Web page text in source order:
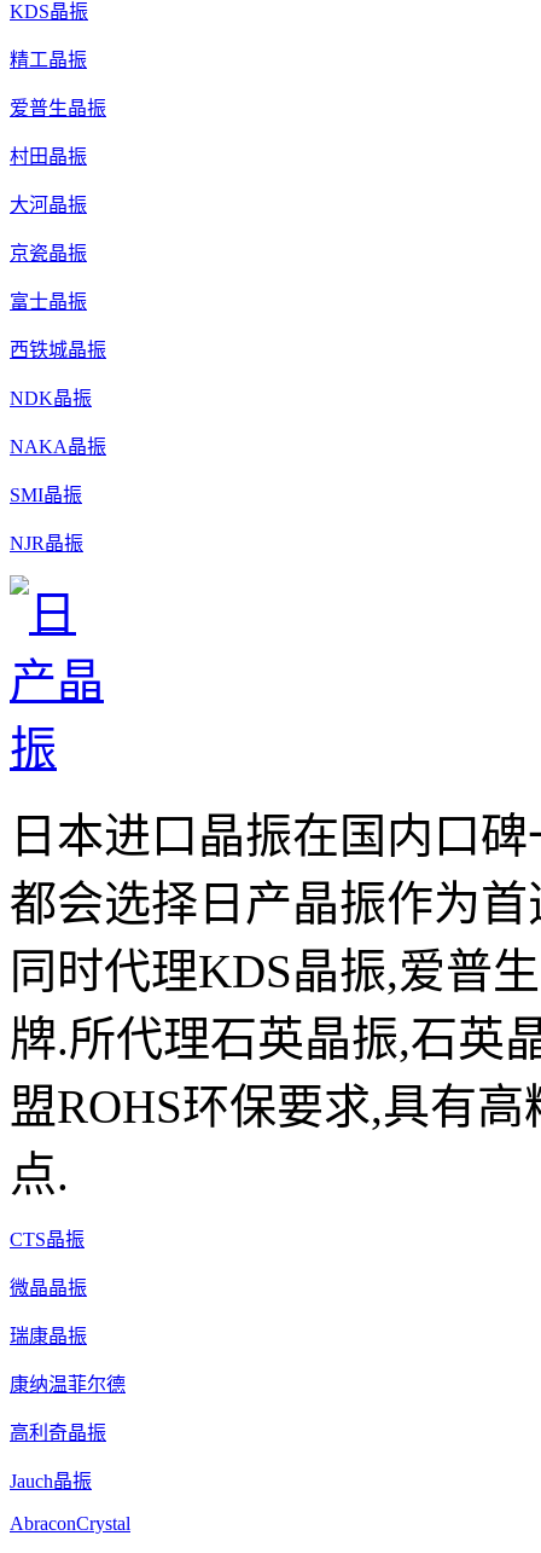
KDS晶振
精工晶振
爱普生晶振
村田晶振
大河晶振
京瓷晶振
富士晶振
西铁城晶振
NDK晶振
NAKA晶振
SMI晶振
NJR晶振
日本进口晶振在国内口
都会选择日产晶振作为
同时代理KDS晶振,爱普
牌.所代理石英晶振,石英
盟ROHS环保要求,具有
点.
CTS晶振
微晶晶振
瑞康晶振
康纳温菲尔德
高利奇晶振
Jauch晶振
AbraconCrystal